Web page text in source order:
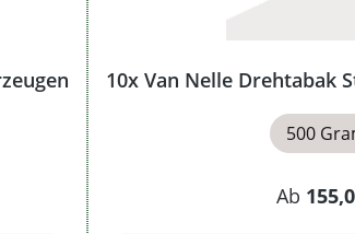
10x Van Nelle Drehtabak
500
Ab